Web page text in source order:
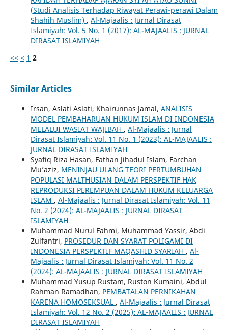
(Studi Analisis Terhadap Riwayat Perawi-perawi Dalam
Shahih Muslim) , Al-Majaalis : Jurnal Dirasat
Islamiyah: Vol. 5 No. 1 (2017): AL-MAJAALIS : JURNAL
DIRASAT ISLAMIYAH
<< < 1 2
Similar Articles
Irsan, Aslati Aslati, Khairunnas Jamal, ANALISIS
MODEL PEMBAHARUAN HUKUM ISLAM DI INDONESIA
MELALUI WASIAT WAJIBAH , Al-Majaalis : Jurnal
Dirasat Islamiyah: Vol. 11 No. 1 (2023): AL-MAJAALIS :
JURNAL DIRASAT ISLAMIYAH
Syafiq Riza Hasan, Fathan Jihadul Islam, Farchan
Mu’aziz, MENINJAU ULANG TEORI PERTUMBUHAN
POPULASI MALTHUSIAN DALAM PERSPEKTIF HAK
REPRODUKSI PEREMPUAN DALAM HUKUM KELUARGA
ISLAM , Al-Majaalis : Jurnal Dirasat Islamiyah: Vol. 11
No. 2 (2024): AL-MAJAALIS : JURNAL DIRASAT
ISLAMIYAH
Muhammad Nurul Fahmi, Muhammad Yassir, Abdi
Zulfantri, PROSEDUR DAN SYARAT POLIGAMI DI
INDONESIA PERSPEKTIF MAQASHID SYARIAH , Al-
Majaalis : Jurnal Dirasat Islamiyah: Vol. 11 No. 2
(2024): AL-MAJAALIS : JURNAL DIRASAT ISLAMIYAH
Muhammad Yusup Rustam, Ruston Kumaini, Abdul
Rahman Ramadhan, PEMBATALAN PERNIKAHAN
KARENA HOMOSEKSUAL , Al-Majaalis : Jurnal Dirasat
Islamiyah: Vol. 12 No. 2 (2025): AL-MAJAALIS : JURNAL
DIRASAT ISLAMIYAH